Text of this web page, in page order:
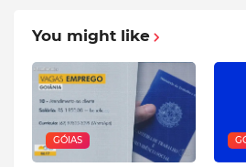
You might like
GÓIAS